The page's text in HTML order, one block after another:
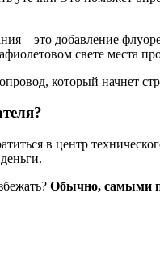
– это добавление
свете места
который начнет
в центр
Обычно, самыми